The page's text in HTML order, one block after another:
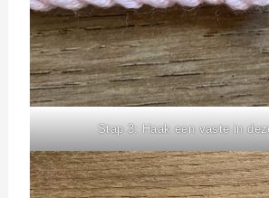
Stap 3: Haak een vaste in